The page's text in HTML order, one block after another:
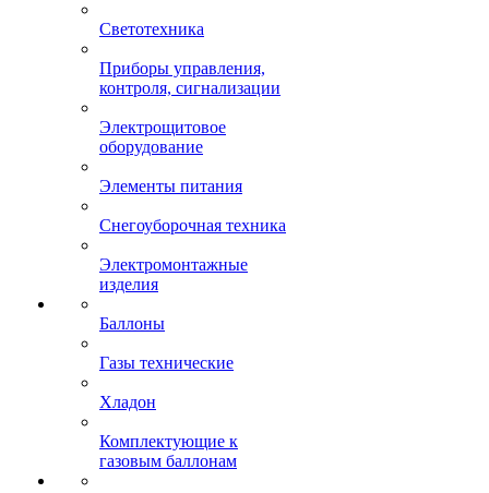
Светотехника
Приборы управления,
контроля, сигнализации
Электрощитовое
оборудование
Элементы питания
Снегоуборочная техника
Электромонтажные
изделия
Баллоны
Газы технические
Хладон
Комплектующие к
газовым баллонам